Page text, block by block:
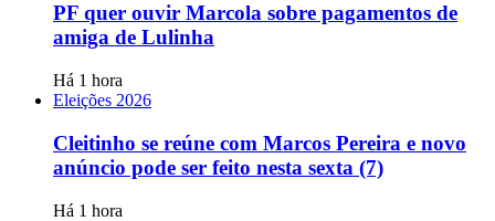
PF quer ouvir Marcola sobre pagamentos de
amiga de Lulinha
Há 1 hora
Eleições 2026
Cleitinho se reúne com Marcos Pereira e novo
anúncio pode ser feito nesta sexta (7)
Há 1 hora